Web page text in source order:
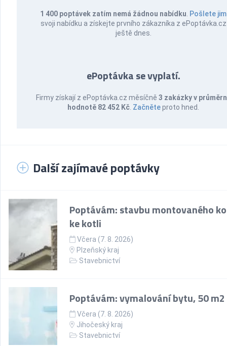
1 400 poptávek zatím nemá žádnou nabídku Pošlete jim
svoji nabídku a získejte prvního zákazníka z ePoptávka.cz
ještě dnes.
ePoptávka se vyplatí.
Firmy získají z ePoptávka.cz měsíčně 3 zakázky v
hodnotě 82 452 Kč Začněteproto hned.
Další zajímavé poptávky
Poptávám: stavbu montovaného
ke kotli
Včera (7. 8. 2026)
Plzeňský kraj
Stavebnictví
Poptávám: vymalování bytu, 50 m2
Včera (7. 8. 2026)
Jihočeský kraj
Stavebnictví